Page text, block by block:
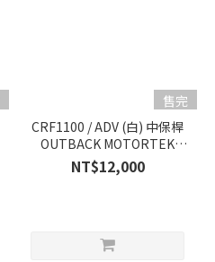
售完
CRF1100 / ADV (白) 中保桿
OUTBACK MOTORTEK
Crash Bars 環抱式設計
NT$12,000